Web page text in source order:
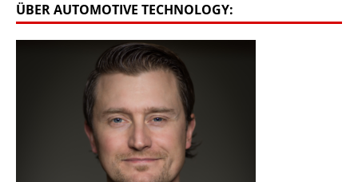
ÜBER AUTOMOTIVE TECHNOLOGY: